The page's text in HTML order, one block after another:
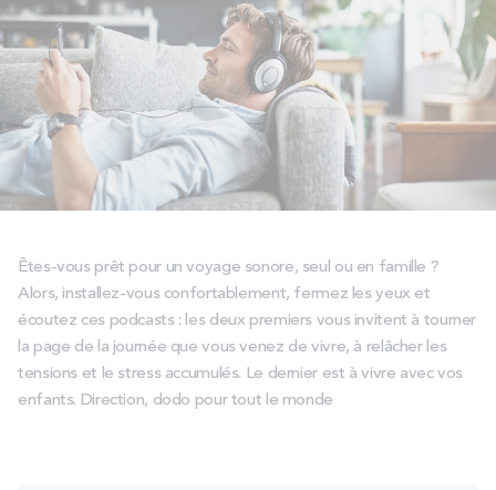
ENSEMBLES
ACCESSOIRES
PROMOS
Technologie bultex
Nos engagements
Êtes-vous prêt pour un voyage sonore, seul ou en famille ?
Alors, installez-vous confortablement, fermez les yeux et
écoutez ces podcasts : les deux premiers vous invitent à tourner
la page de la journée que vous venez de vivre, à relâcher les
tensions et le stress accumulés. Le dernier est à vivre avec vos
enfants. Direction, dodo pour tout le monde